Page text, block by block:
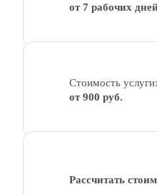
от 7 рабочих
Стоимость услуги:
от 900 руб.
Рассчитать